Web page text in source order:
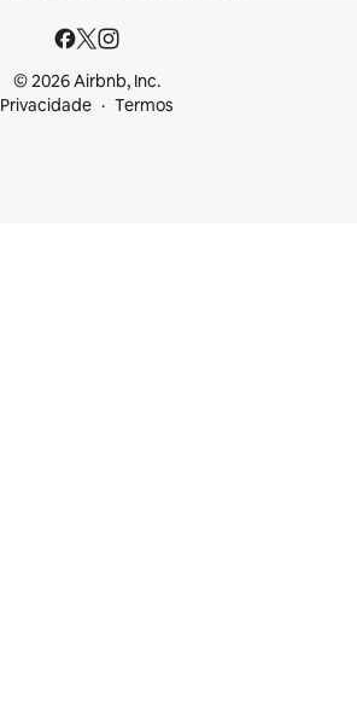
© 2026 Airbnb, Inc.
Privacidade
Termos